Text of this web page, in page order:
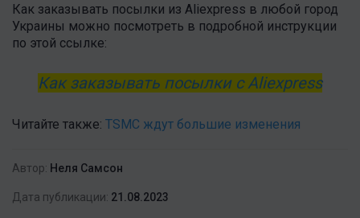
Как заказывать посылки из Aliexpress в любой город
Украины можно посмотреть в подробной инструкции
по этой ссылке:
Как заказывать посылки с Aliexpress
Читайте также: TSMC ждут большие изменения
Автор: Неля Самсон
Дата публикации: 21.08.2023